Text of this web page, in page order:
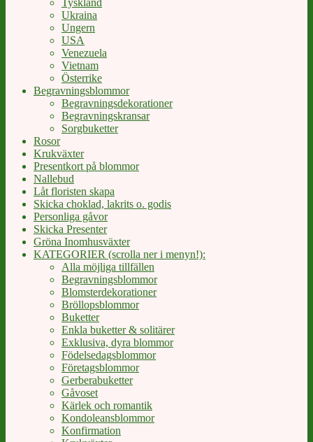
Ukraina
Ungern
USA
Venezuela
Vietnam
Österrike
Begravningsblommor
Begravningsdekorationer
Begravningskransar
Sorgbuketter
Rosor
Krukväxter
Presentkort på blommor
Nallebud
Låt floristen skapa
Skicka choklad, lakrits o. godis
Personliga gåvor
Skicka Presenter
Gröna Inomhusväxter
KATEGORIER (scrolla ner i menyn!):
Alla möjliga tillfällen
Begravningsblommor
Blomsterdekorationer
Bröllopsblommor
Buketter
Enkla buketter & solitärer
Exklusiva, dyra blommor
Födelsedagsblommor
Företagsblommor
Gerberabuketter
Gåvoset
Kärlek och romantik
Kondoleansblommor
Konfirmation